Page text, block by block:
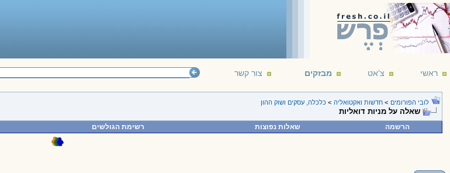
ראשי צ'אט מבזקים צור קשר
לובי הפורומים > חדשות ואקטואליה > כלכלה, עסקים ושוק ההון
שאלה על מניות דואליות
הרשמה שאלות נפוצות רשימת הגולשים